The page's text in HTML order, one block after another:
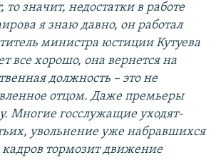
значит, недостатки в работе
я знаю давно, он работал
министра юстиции Кутуева
все хорошо, она вернется на
должность – это не
отцом. Даже премьеры
Многие госслужащие уходят-
увольнение уже набравшихся
тормозит движение